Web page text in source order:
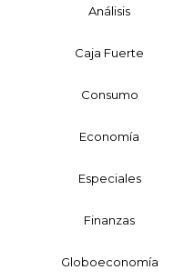
Análisis
Caja Fuerte
Consumo
Economía
Especiales
Finanzas
Globoeconomía